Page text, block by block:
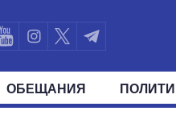
ОБЕЩАНИЯ